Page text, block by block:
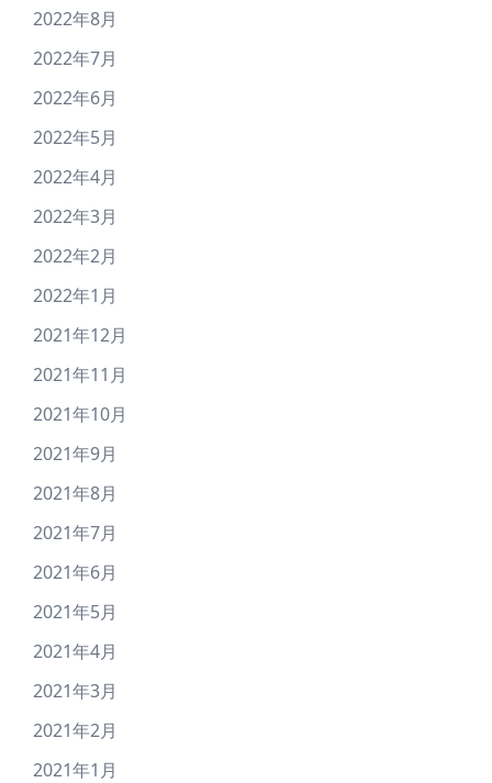
2022年8月
2022年7月
2022年6月
2022年5月
2022年4月
2022年3月
2022年2月
2022年1月
2021年12月
2021年11月
2021年10月
2021年9月
2021年8月
2021年7月
2021年6月
2021年5月
2021年4月
2021年3月
2021年2月
2021年1月